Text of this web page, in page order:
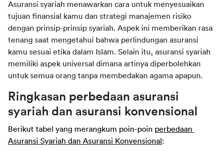
Asuransi syariah menawarkan cara untuk menyesuaikan
tujuan finansial kamu dan strategi manajemen risiko
dengan prinsip-prinsip syariah. Aspek ini memberikan rasa
tenang saat mengetahui bahwa perlindungan asuransi
kamu sesuai etika dalam Islam. Selain itu, asuransi syariah
memiliki aspek universal dimana artinya diperbolehkan
untuk semua orang tanpa membedakan agama apapun.
Ringkasan perbedaan asuransi
syariah dan asuransi konvensional
Berikut tabel yang merangkum poin-poin perbedaan
Asuransi Syariah dan Asuransi Konvensional :